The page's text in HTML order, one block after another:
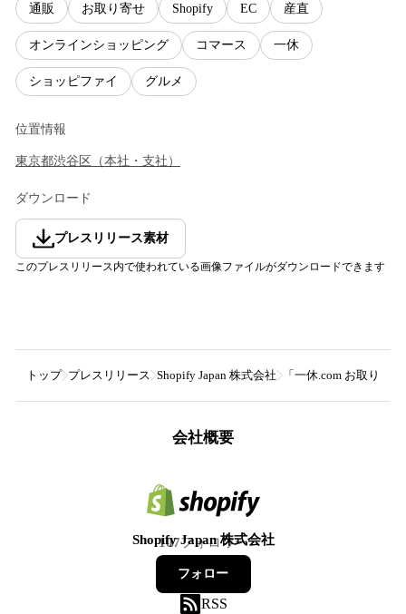
通販 お取り寄せ Shopify EC 産直
オンラインショッピング コマース 一休
ショッピファイ グルメ
位置情報
東京都渋谷区 （本社・支社 ）
ダウンロード
プレスリリース素材
このプレスリリース内で使われている画像ファイルがダウンロードできます
トップ プレスリリース Shopify Japan 株式会社 「一休.com お取り寄
会社概要
Shopify Japan 株式会社
107フォロワー
フォロー
RSS